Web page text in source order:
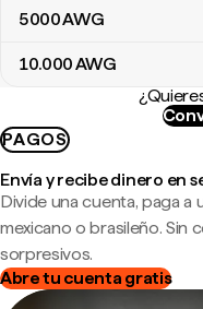
5000AWG
10.000AWG
PAGOS
Envía y recibe dinero en
Divide una cuenta, paga a
mexicano o brasileño. Sin
sorpresivos.
Abre tu cuenta gratis